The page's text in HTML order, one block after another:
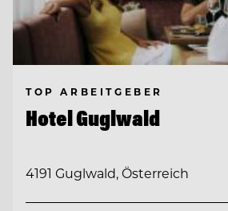
TOP ARBEITGEBER
Hotel Guglwald
4191 Guglwald, Österreich